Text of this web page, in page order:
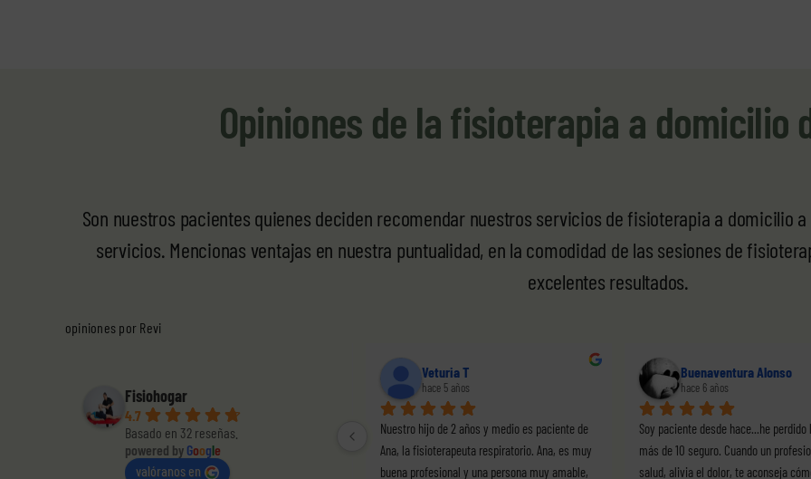
Opiniones de la fisioterapia a domicilio
Son nuestros pacientes quienes deciden recomendar nuestros servicios de fisioterapia a domicilio
servicios. Mencionas ventajas en nuestra puntualidad, en la comodidad de las sesiones de
excelentes resultados.
opiniones por Revi
Fisiohogar
4.7
Basado en 32 reseñas.
powered by Google
valóranos en
Eva SC
hace 5 años
Gracias...Natalia es una maravilla...muy
contenta estoy...por fin tengo un fisio en quien
confiar...
ana lopez
hace 5 años
Hace varios años que atiende a mi hija y
uno de los profesionales que ha venido la han
atendido de lujo, la fisio que la viene a